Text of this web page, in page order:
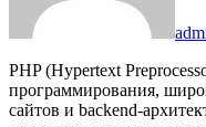
PHP (Hypertext Preprocessor) — это мощный язык
программирования,
сайтов и backend-